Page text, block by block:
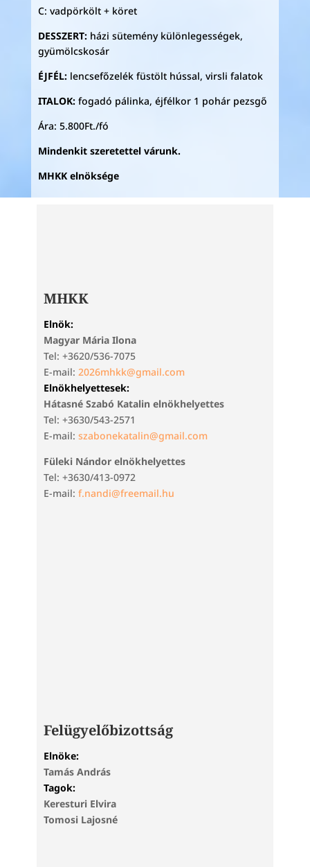
C: vadpörkölt + köret
DESSZERT:házi sütemény különlegességek,
gyümölcskosár
ÉJFÉL:lencsefőzelék füstölt hússal, virsli falatok
ITALOK:fogadó pálinka, éjfélkor 1 pohár pezsgő
Ára: 5.800Ft./fó
Mindenkit szeretettel várunk.
MHKK elnöksége
MHKK
Elnök:
Magyar Mária Ilona
Tel: +3620/536-7075
E-mail: 2026mhkk@gmail.com
Elnökhelyettesek:
Hátasné Szabó Katalin elnökhelyettes
Tel: +3630/543-2571
E-mail: szabonekatalin@gmail.com
Füleki Nándor elnökhelyettes
Tel: +3630/413-0972
E-mail: f.nandi@freemail.hu
Felügyelőbizottság
Elnöke:
Tamás András
Tagok:
Keresturi Elvira
Tomosi Lajosné